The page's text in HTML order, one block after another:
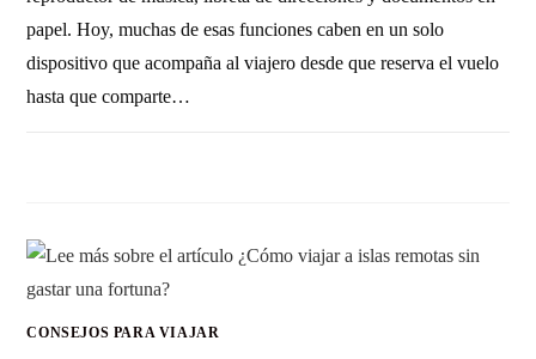
papel. Hoy, muchas de esas funciones caben en un solo
dispositivo que acompaña al viajero desde que reserva el vuelo
hasta que comparte…
CONSEJOS PARA VIAJAR